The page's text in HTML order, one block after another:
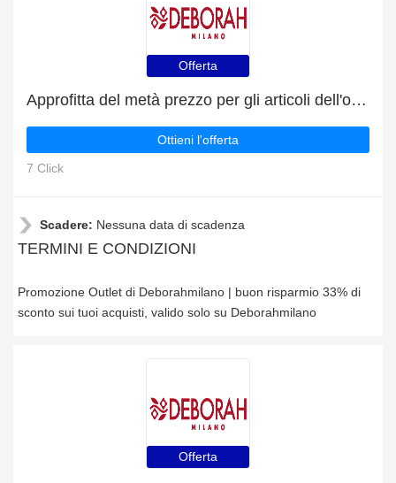
Offerta
Approfitta del metà prezzo per gli articoli dell'outlet
Ottieni l'offerta
7 Click
Scadere: Nessuna data di scadenza
TERMINI E CONDIZIONI
Promozione Outlet di Deborahmilano | buon risparmio 33% di
sconto sui tuoi acquisti, valido solo su Deborahmilano
Offerta